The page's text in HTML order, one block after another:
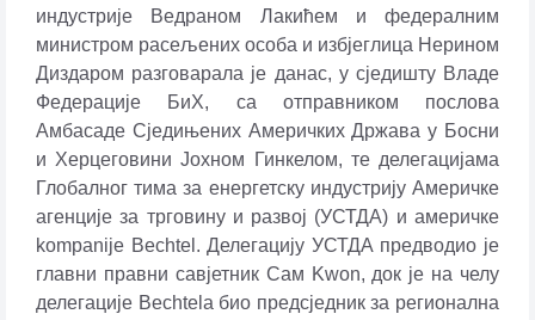
индустрије Ведраном Лакићем и федералним
министром расељених особа и избјеглица Нерином
Диздаром разговарала је данас, у сједишту Владе
Федерације БиХ, са отправником послова
Амбасаде Сједињених Америчких Држава у Босни
и Херцеговини Јохном Гинкелом, те делегацијама
Глобалног тима за енергетску индустрију Америчке
агенције за трговину и развој (УСТДА) и америчке
kompanije Bechtel. Делегацију УСТДА предводио је
главни правни савјетник Сам Kwon, док је на челу
делегације Bechtela био предсједник за регионална